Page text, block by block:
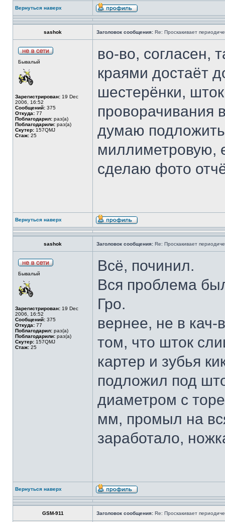
Вернуться наверх
sashok Заголовок сообщения: Re: Проскакивает
Бывалый
Зарегистрирован: 19 Dec
2006, 16:52
Сообщений: 375
Откуда: 77
Поблагодарил: раз(а)
Поблагодарили: раз(а)
Скутер: 157QMJ
Стаж: 25
во-во, согласен,
краями достаёт
шестерёнки,
проворачивания
думаю
миллиметровую,
сделаю фото
Вернуться наверх
sashok Заголовок сообщения: Re: Проскакивает
Бывалый
Зарегистрирован: 19 Dec
2006, 16:52
Сообщений: 375
Откуда: 77
Поблагодарил: раз(а)
Поблагодарили: раз(а)
Скутер: 157QMJ
Стаж: 25
Всё, починил.
Вся проблема
Гро.
вернее, не в кач-
том, что шток
картер и зубья
подложил под
диаметром с
мм, промыл на
заработало,
Вернуться наверх
GSM-911 Заголовок сообщения: Re: Проскакивает